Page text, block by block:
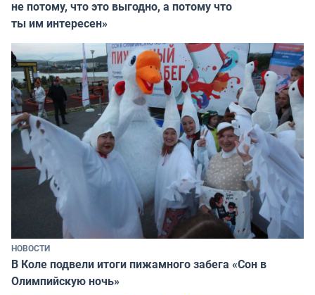
не потому, что это выгодно, а потому что
ты им интересен»
НОВОСТИ
В Коле подвели итоги пижамного забега «Сон в
Олимпийскую ночь»